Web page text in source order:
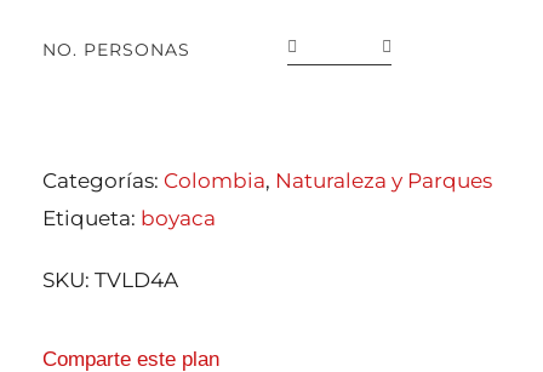
NO. PERSONAS
Categorías: Colombia, Naturaleza y Parques
Etiqueta: boyaca
SKU: TVLD4A
Comparte este plan